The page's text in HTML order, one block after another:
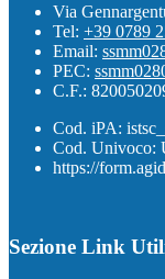
Via
Tel: +39 0789
Email:
PEC:
C.F.:
Cod. iPA:
Cod. Univoco:
https://
Sezione Link